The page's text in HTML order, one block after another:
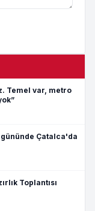
Temel var, metro
Çatalca'da
Toplantısı